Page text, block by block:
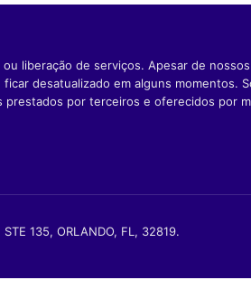
liberação de serviços. Apesar de
desatualizado em alguns momentos.
prestados por terceiros e oferecidos por
135, ORLANDO, FL, 32819.